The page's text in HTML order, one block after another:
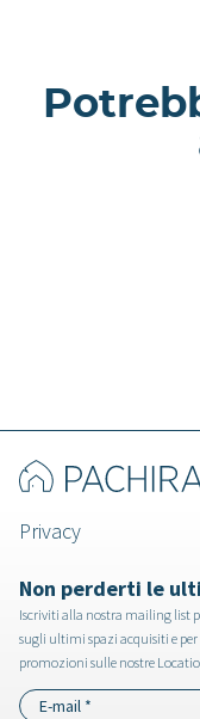
Privacy
Non perderti le
Iscriviti alla nostra mailing list
sugli ultimi spazi acquisiti e
promozioni sulle nostre